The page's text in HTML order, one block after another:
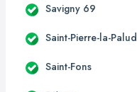
Savigny 69
Saint-Pierre-la-Palud
Saint-Fons